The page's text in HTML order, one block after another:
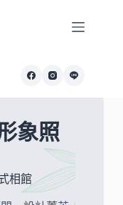
象照
相館